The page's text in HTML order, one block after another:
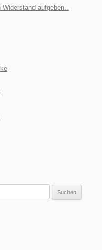
Widerstand aufgeben..